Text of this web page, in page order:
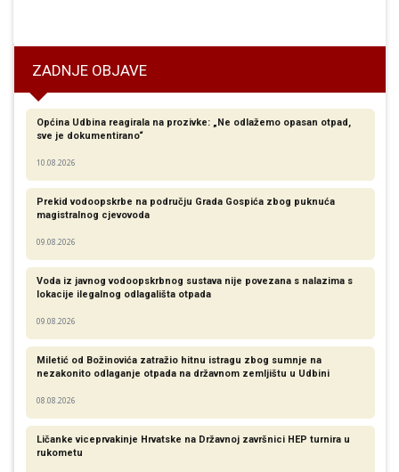
ZADNJE OBJAVE
Općina Udbina reagirala na prozivke: „Ne odlažemo opasan otpad,
sve je dokumentirano“
10.08.2026
Prekid vodoopskrbe na području Grada Gospića zbog puknuća
magistralnog cjevovoda
09.08.2026
Voda iz javnog vodoopskrbnog sustava nije povezana s nalazima s
lokacije ilegalnog odlagališta otpada
09.08.2026
Miletić od Božinovića zatražio hitnu istragu zbog sumnje na
nezakonito odlaganje otpada na državnom zemljištu u Udbini
08.08.2026
Ličanke viceprvakinje Hrvatske na Državnoj završnici HEP turnira u
rukometu